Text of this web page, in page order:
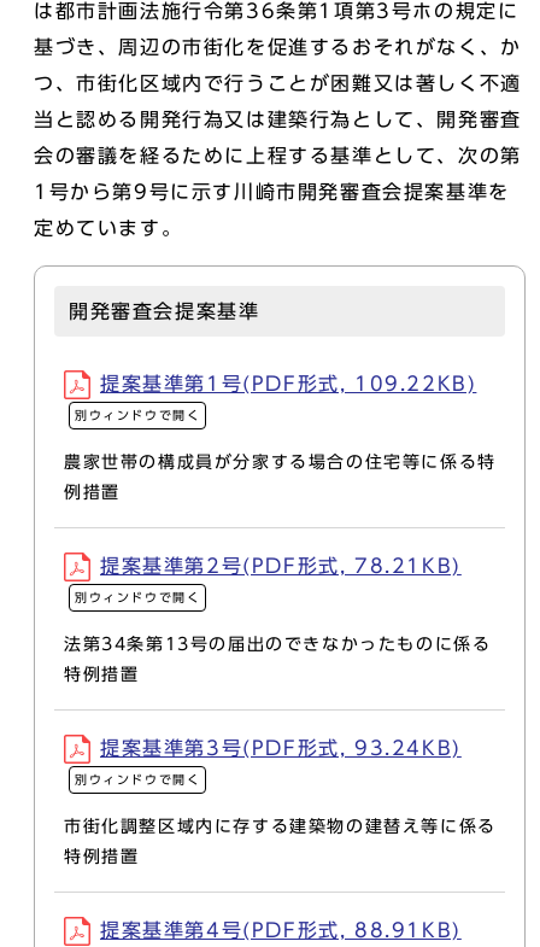
は都市計画法施行令第36条第1項第3号ホの規定に
基づき、周辺の市街化を促進するおそれがなく、か
つ、市街化区域内で行うことが困難又は著しく不適
当と認める開発行為又は建築行為として、開発審査
会の審議を経るために上程する基準として、次の第
1号から第9号に示す川崎市開発審査会提案基準を
定めています。
開発審査会提案基準
提案基準第1号(PDF形式, 109.22KB)
別ウィンドウで開く
農家世帯の構成員が分家する場合の住宅等に係る特
例措置
提案基準第2号(PDF形式, 78.21KB)
別ウィンドウで開く
法第34条第13号の届出のできなかったものに係る
特例措置
提案基準第3号(PDF形式, 93.24KB)
別ウィンドウで開く
市街化調整区域内に存する建築物の建替え等に係る
特例措置
提案基準第4号(PDF形式, 88.91KB)